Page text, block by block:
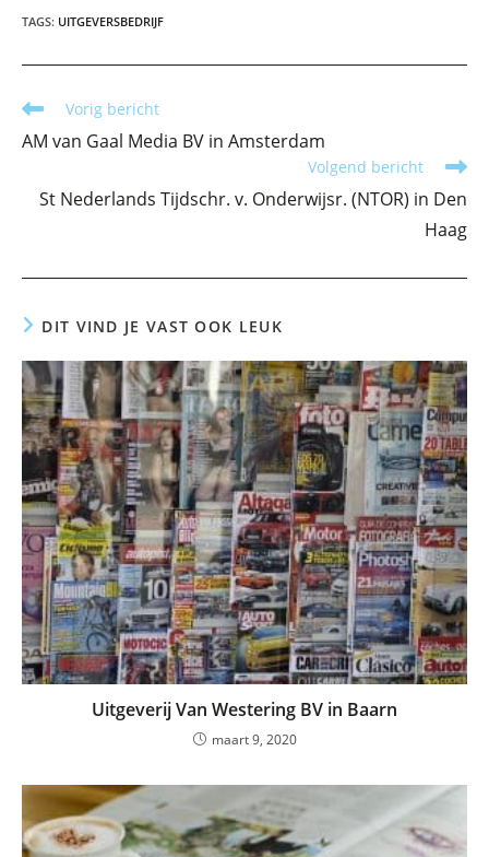
TAGS: UITGEVERSBEDRIJF
Lees
artikelen
Vorig bericht
AM van Gaal Media BV in Amsterdam
Volgend bericht
St Nederlands Tijdschr. v. Onderwijsr. (NTOR) in Den
Haag
DIT VIND JE VAST OOK LEUK
Uitgeverij Van Westering BV in Baarn
maart 9, 2020